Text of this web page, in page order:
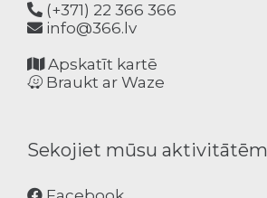
(+371) 22 366 366
info@366.lv
Apskatīt kartē
Braukt ar Waze
Sekojiet mūsu aktivitātēm